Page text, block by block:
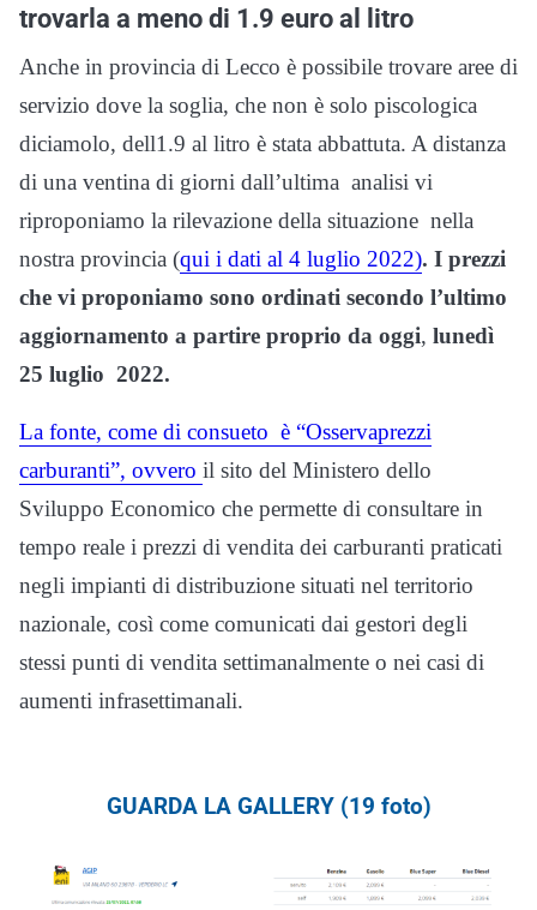
trovarla a meno di 1.9 euro al litro
Anche in provincia di Lecco è possibile trovare aree di
servizio dove la soglia, che non è solo piscologica
diciamolo, dell1.9 al litro è stata abbattuta. A distanza
di una ventina di giorni dall’ultima analisi vi
riproponiamo la rilevazione della situazione nella
nostra provincia (qui i dati al 4 luglio 2022). I prezzi
che vi proponiamo sono ordinati secondo l’ultimo
aggiornamento a partire proprio da oggi, lunedì
25 luglio 2022.
La fonte, come di consueto è “Osservaprezzi
carburanti”, ovvero il sito del Ministero dello
Sviluppo Economico che permette di consultare in
tempo reale i prezzi di vendita dei carburanti praticati
negli impianti di distribuzione situati nel territorio
nazionale, così come comunicati dai gestori degli
stessi punti di vendita settimanalmente o nei casi di
aumenti infrasettimanali.
GUARDA LA GALLERY (19 foto)